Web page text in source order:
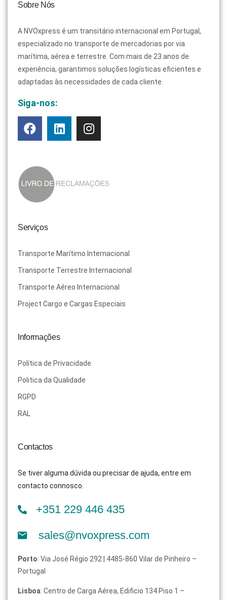
Sobre Nós
A NVOxpress é um transitário internacional em Portugal,
especializado no transporte de mercadorias por via
marítima, aérea e terrestre. Com mais de 23 anos de
experiência, garantimos soluções logísticas eficientes e
adaptadas às necessidades de cada cliente.
Siga-nos:
Serviços
Transporte Marítimo Internacional
Transporte Terrestre Internacional
Transporte Aéreo Internacional
Project Cargo e Cargas Especiais
Informações
Política de Privacidade
Politica da Qualidade
RGPD
RAL
Contactos
Se tiver alguma dúvida ou precisar de ajuda, entre em
contacto connosco.
+351 229 446 435
sales@nvoxpress.com
Porto: Via José Régio 292 | 4485-860 Vilar de Pinheiro –
Portugal
Lisboa: Centro de Carga Aérea, Edificio 134 Piso 1 –